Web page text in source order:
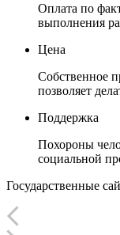
Оплата по
выполнения
Цена
Собственное
позволяет
Поддержка
Похороны
социальной
Государственные